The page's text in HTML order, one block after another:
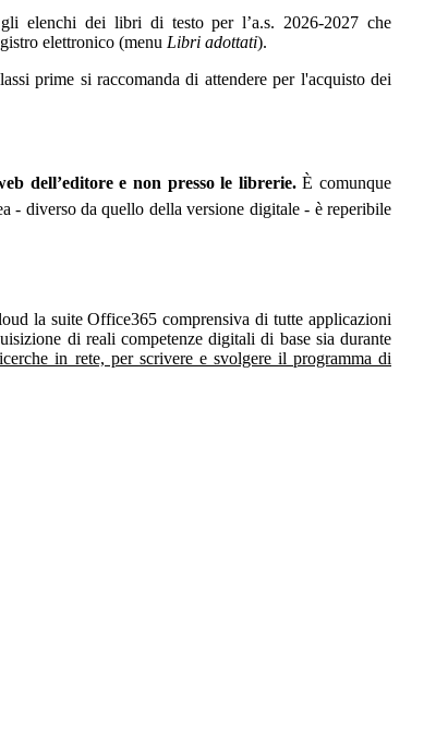
elenchi dei libri di testo per l’a.s. 2026-2027 che
elettronico (menu Libri adottati).
prime si raccomanda di attendere per l'acquisto dei
dell’editore e non presso le librerie.È comunque
- diverso da quello della versione digitale - è reperibile
la suite Office365 comprensiva di tutte applicazioni
di reali competenze digitali di base sia durante
in rete, per scrivere e svolgere il programma di